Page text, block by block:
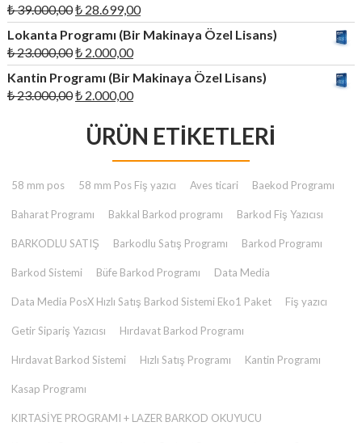
₺39.000,00Orijinal
fiyat:
₺ 39.000,00.
₺28.699,00Şu
andaki
fiyat:
₺ 28.699,00.
Lokanta Programı (Bir Makinaya Özel Lisans)
₺23.000,00Orijinal
fiyat:
₺ 23.000,00.
₺2.000,00Şu
andaki
fiyat:
₺ 2.000,00.
Kantin Programı (Bir Makinaya Özel Lisans)
₺23.000,00Orijinal
₺ 23.000,00.
₺2.000,00Şu
fiyat:
₺ 2.000,00.
ÜRÜN ETIKETLERI
58 mm pos 58 mm Pos Fiş yazıcı Aves ticari Baekod Programı
Baharat Programı Bakkal Barkod programı Barkod Fiş Yazıcısı
BARKODLU SATIŞ Barkodlu Satış Programı Barkod Programı
Barkod Sistemi Büfe Barkod Programı Data Media
Data Media PosX Hızlı Satış Barkod Sistemi Eko1 Paket Fiş yazıcı
Getir Sipariş Yazıcısı Hırdavat Barkod Programı
Hırdavat Barkod Sistemi Hızlı Satış Programı Kantin Programı
Kasap Programı
KIRTASİYE PROGRAMI + LAZER BARKOD OKUYUCU